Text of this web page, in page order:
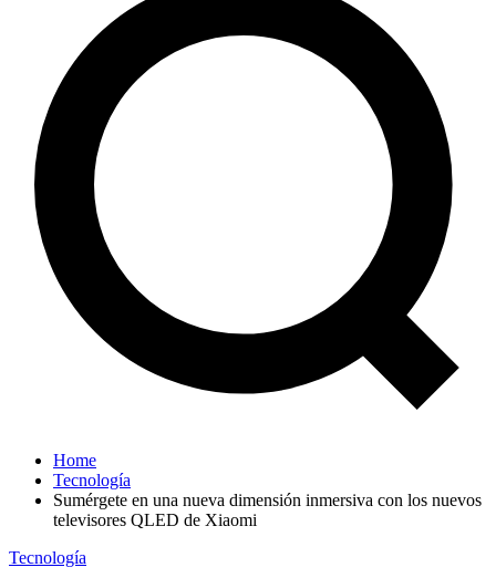
Home
Tecnología
Sumérgete en una nueva dimensión inmersiva con los nuevos
televisores QLED de Xiaomi
Tecnología